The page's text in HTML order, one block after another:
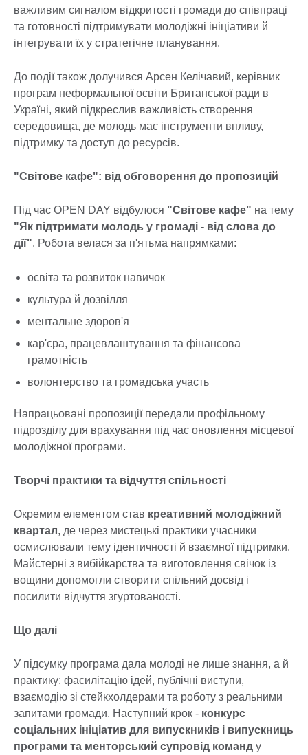
важливим сигналом відкритості громади до співпраці
та готовності підтримувати молодіжні ініціативи й
інтегрувати їх у стратегічне планування.
До події також долучився Арсен Келічавий, керівник
програм неформальної освіти Британської ради в
Україні, який підкреслив важливість створення
середовища, де молодь має інструменти впливу,
підтримку та доступ до ресурсів.
"Світове кафе": від обговорення до пропозицій
Під час OPEN DAY відбулося "Світове кафе" на тему
"Як підтримати молодь у громаді - від слова до
дії". Робота велася за п'ятьма напрямками:
освіта та розвиток навичок
культура й дозвілля
ментальне здоров'я
кар'єра, працевлаштування та фінансова
грамотність
волонтерство та громадська участь
Напрацьовані пропозиції передали профільному
підрозділу для врахування під час оновлення місцевої
молодіжної програми.
Творчі практики та відчуття спільності
Окремим елементом став креативний молодіжний
квартал, де через мистецькі практики учасники
осмислювали тему ідентичності й взаємної підтримки.
Майстерні з вибійкарства та виготовлення свічок із
вощини допомогли створити спільний досвід і
посилити відчуття згуртованості.
Що далі
У підсумку програма дала молоді не лише знання, а й
практику: фасилітацію ідей, публічні виступи,
взаємодію зі стейкхолдерами та роботу з реальними
запитами громади. Наступний крок - конкурс
соціальних ініціатив для випускників і випускниць
програми та менторський супровід команд у